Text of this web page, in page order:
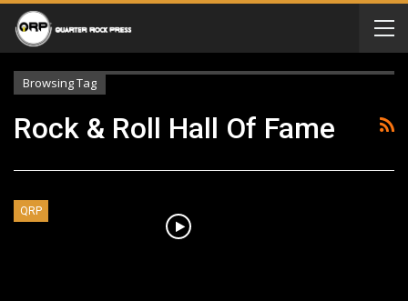
Browsing Tag
Rock & Roll Hall Of Fame
QRP